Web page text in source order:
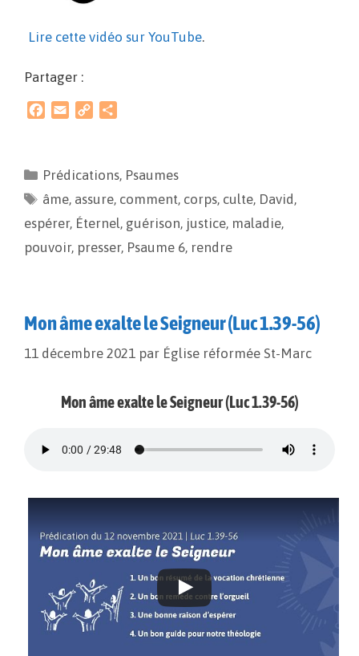
Lire cette vidéo sur YouTube.
Partager :
b
o
o
l
L
i
a
g
e
r
Prédications, Psaumes
âme, assure, comment, corps, culte, David,
espérer, Éternel, guérison, justice, maladie,
pouvoir, presser, Psaume 6, rendre
Mon âme exalte le Seigneur (Luc 1.39-56)
11 décembre 2021 par Église réformée St-Marc
Mon âme exalte le Seigneur (Luc 1.39-56)